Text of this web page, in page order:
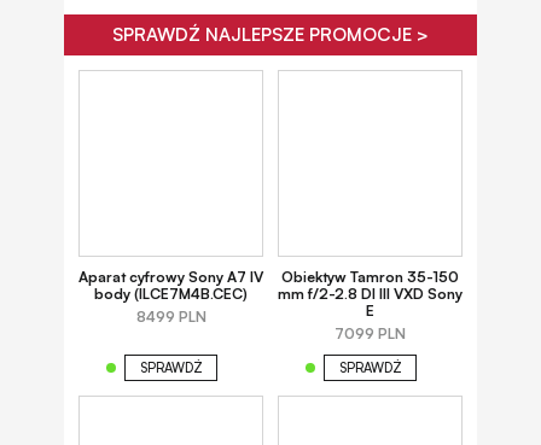
SPRAWDŹ NAJLEPSZE PROMOCJE >
Aparat cyfrowy Sony A7 IV
body (ILCE7M4B.CEC)
8499 PLN
SPRAWDŹ
Obiektyw Tamron 35-150
mm f/2-2.8 DI III VXD Sony
E
7099 PLN
SPRAWDŹ